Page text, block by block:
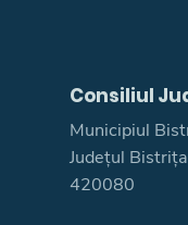
Consiliul
Municipiul
Județul
420080